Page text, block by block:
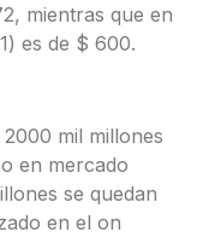
mientras que en
es de $ 600.
mil millones
en mercado
se quedan
en el on